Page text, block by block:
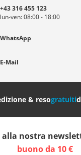
Österreich
Italia (Italiano)
Slovenija
+43 316 455 123
lun-ven: 08:00 - 18:00
WhatsApp
E-Mail
& resogratuiti
nostra
buono da 10 €